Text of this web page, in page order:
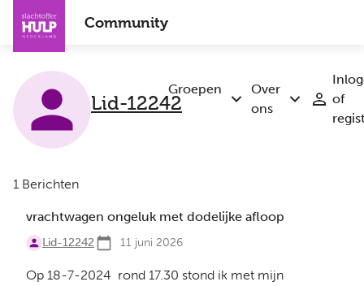
Overslaan
naar
inhoud
gaan
Community
Groepen
Submenu
Over
ons
Submenu
of
Lid-12242
1 Berichten
vrachtwagen ongeluk met dodelijke afloop
Lid-12242 11 juni 2026
Op 18-7-2024 rond 17.30 stond ik met mijn